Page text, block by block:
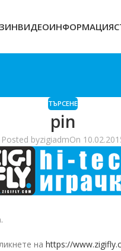
ВИДЕОИНФОРМАЦИЯ
ТЪРСЕНЕ
pin
Posted byzigiadmOn
.
на https://